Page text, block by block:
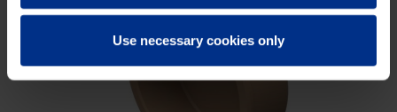
Use necessary cookies only